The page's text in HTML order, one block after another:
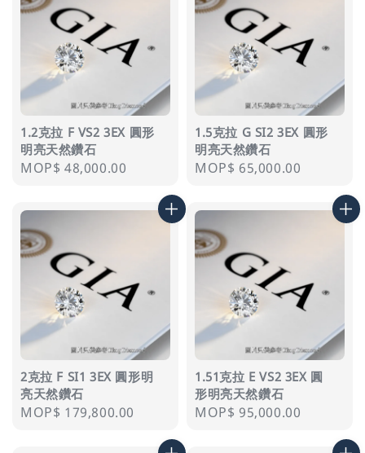
1.2克拉 F VS2 3EX 圓形
明亮天然鑽石
Regular
MOP$ 48,000.00
1.5克拉 G SI2 3EX 圓形
明亮天然鑽石
Regular
MOP$ 65,000.00
2克拉 F SI1 3EX 圓形明
亮天然鑽石
Regular
MOP$ 179,800.00
1.51克拉 E VS2 3EX 圓
形明亮天然鑽石
Regular
MOP$ 95,000.00